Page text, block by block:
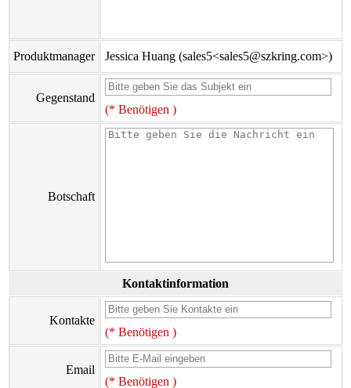
Produktmanager Jessica Huang (sales5<sales5@szkring.com>)
Gegenstand
(* Benötigen )
Botschaft
Kontaktinformation
Kontakte
(* Benötigen )
Email
(* Benötigen )